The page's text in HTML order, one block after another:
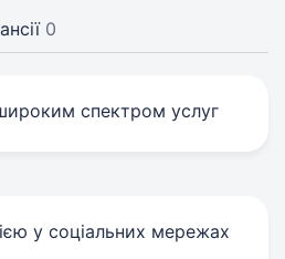
0
спектром услуг
у соціальних мережах